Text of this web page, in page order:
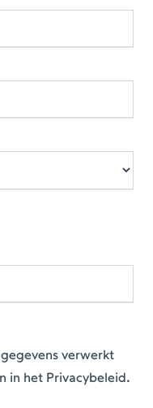
verwerkt
in het Privacybeleid.